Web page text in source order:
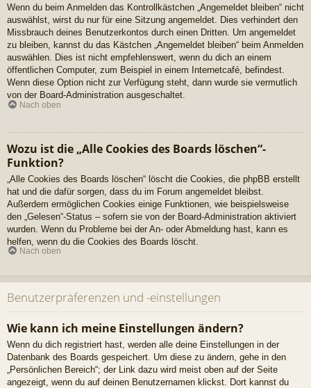
Wenn du beim Anmelden das Kontrollkästchen „Angemeldet bleiben“ nicht
auswählst, wirst du nur für eine Sitzung angemeldet. Dies verhindert den
Missbrauch deines Benutzerkontos durch einen Dritten. Um angemeldet
zu bleiben, kannst du das Kästchen „Angemeldet bleiben“ beim Anmelden
auswählen. Dies ist nicht empfehlenswert, wenn du dich an einem
öffentlichen Computer, zum Beispiel in einem Internetcafé, befindest.
Wenn diese Option nicht zur Verfügung steht, dann wurde sie vermutlich
von der Board-Administration ausgeschaltet.
Nach oben
Wozu ist die „Alle Cookies des Boards löschen“-
Funktion?
„Alle Cookies des Boards löschen“ löscht die Cookies, die phpBB erstellt
hat und die dafür sorgen, dass du im Forum angemeldet bleibst.
Außerdem ermöglichen Cookies einige Funktionen, wie beispielsweise
den „Gelesen“-Status – sofern sie von der Board-Administration aktiviert
wurden. Wenn du Probleme bei der An- oder Abmeldung hast, kann es
helfen, wenn du die Cookies des Boards löscht.
Nach oben
Benutzerpräferenzen und -einstellungen
Wie kann ich meine Einstellungen ändern?
Wenn du dich registriert hast, werden alle deine Einstellungen in der
Datenbank des Boards gespeichert. Um diese zu ändern, gehe in den
„Persönlichen Bereich“; der Link dazu wird meist oben auf der Seite
angezeigt, wenn du auf deinen Benutzernamen klickst. Dort kannst du